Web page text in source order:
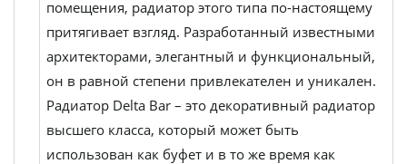
помещения, радиатор этого типа по-настоящему
притягивает взгляд. Разработанный известными
архитекторами, элегантный и функциональный,
он в равной степени привлекателен и уникален.
Радиатор Delta Bar – это декоративный радиатор
высшего класса, который может быть
использован как буфет и в то же время как